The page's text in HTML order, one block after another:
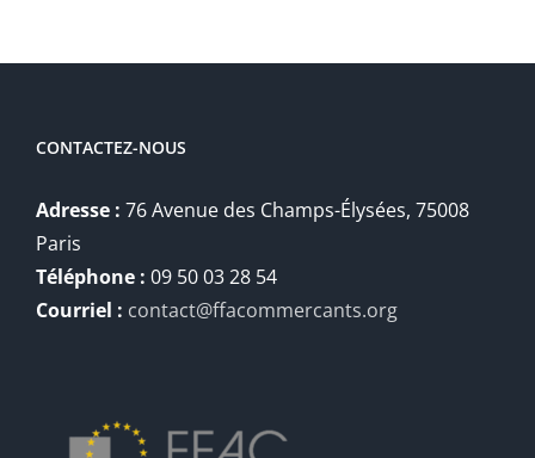
CONTACTEZ-NOUS
Adresse : 76 Avenue des Champs-Élysées, 75008
Paris
Téléphone : 09 50 03 28 54
Courriel : contact@ffacommercants.org